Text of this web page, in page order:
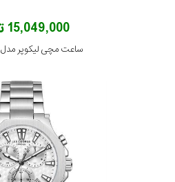
15,049,000 تومان
ساعت مچی لیکوپر مدل LC08273.320